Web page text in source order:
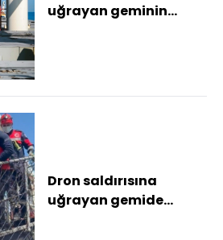
uğrayan geminin
Dron saldırısına
uğrayan gemide